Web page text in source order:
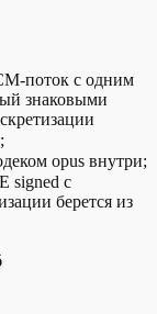
поток с одним
знаковыми
;
opus внутри;
signed с
берется из